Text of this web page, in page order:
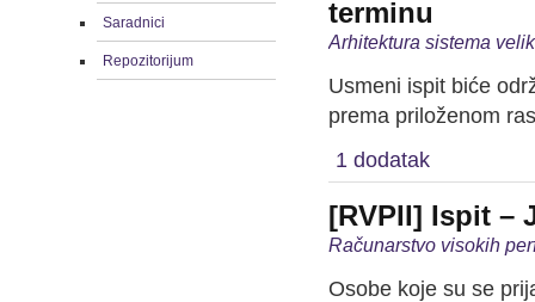
Saradnici
Repozitorijum
terminu
Arhitektura sistema
Usmeni ispit biće
prema priloženom
1 dodatak
[RVPII] Ispit –
Računarstvo visokih
Osobe koje su se